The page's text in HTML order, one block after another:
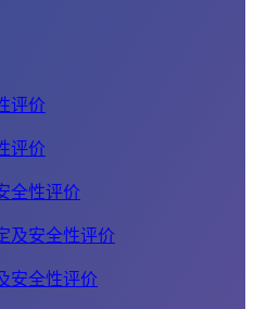
评价
评价
全性评价
及安全性评价
安全性评价